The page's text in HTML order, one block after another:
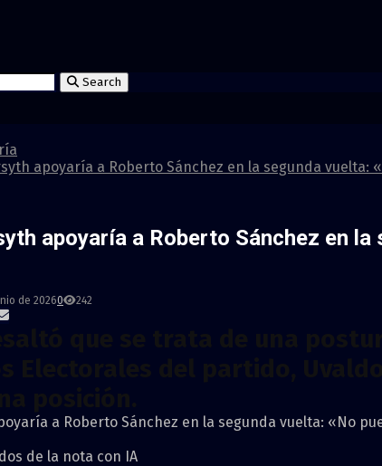
Search
apoyaría a Roberto Sánchez en la segunda vuelta:
apoyaría a Roberto Sánchez en
de 20260 242
a Roberto Sánchez en la segunda vuelta: «No
de la nota con IA